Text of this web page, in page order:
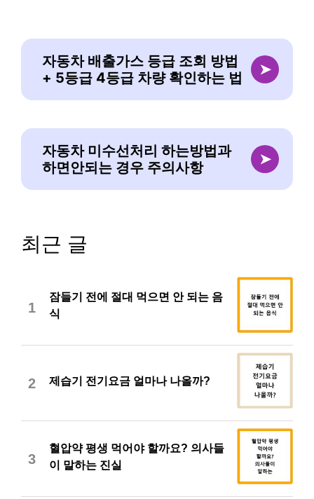
자동차 배출가스 등급 조회 방법
+ 5등급 4등급 차량 확인하는 법
➤
자동차 미수선처리 하는방법과
하면안되는 경우 주의사항
➤
최근 글
1
잠들기 전에 절대 먹으면 안 되는 음
식
2 제습기 전기요금 얼마나 나올까?
3
혈압약 평생 먹어야 할까요? 의사들
이 말하는 진실